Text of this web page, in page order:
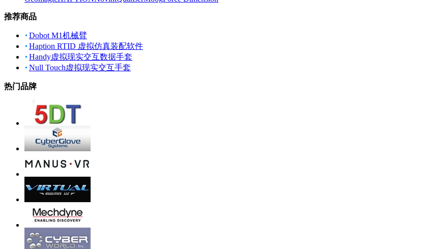
推荐商品
Dobot M1机械臂
Haption RTID 虚拟仿真装配软件
Handy虚拟现实交互数据手套
Null Touch虚拟现实交互手套
热门品牌